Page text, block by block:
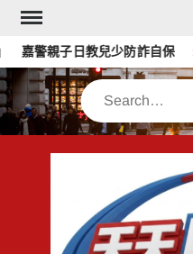
Skip
content
警親子日教兒少防詐自保
Search